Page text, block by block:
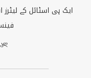
ایک ہی اسٹائل کے